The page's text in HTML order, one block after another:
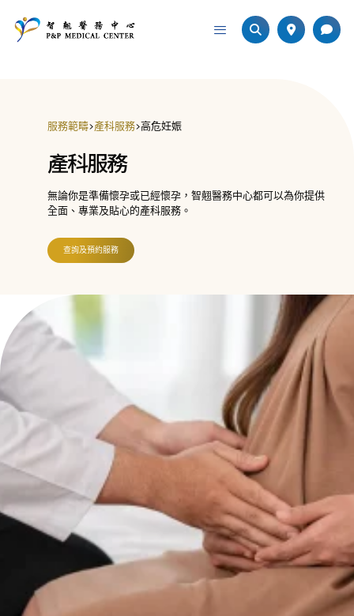
服務範疇>產科服務>高危妊娠
產科服務
無論你是準備懷孕或已經懷孕，智翹醫務中心都可以為你提供
全面、專業及貼心的產科服務。
查詢及預約服務